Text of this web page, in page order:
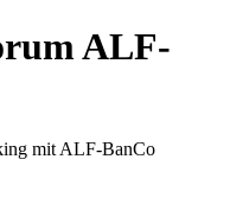
ALF-
mit ALF-BanCo